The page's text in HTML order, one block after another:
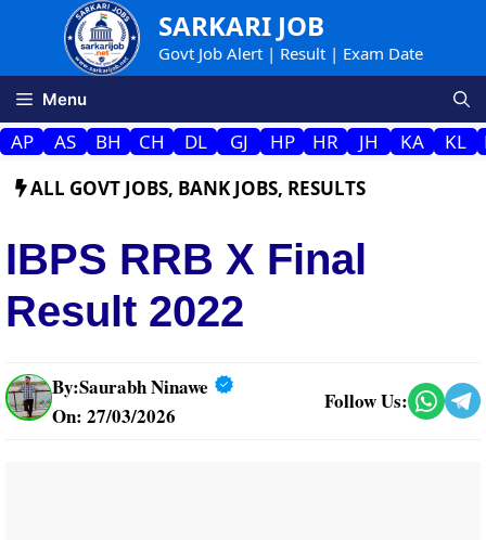
SARKARI JOB
Govt Job Alert | Result | Exam Date
Menu
AP AS BH CH DL GJ HP HR JH KA KL
ALL GOVT JOBS, BANK JOBS, RESULTS
IBPS RRB X Final
Result 2022
By:Saurabh Ninawe
On: 27/03/2026
Follow Us: